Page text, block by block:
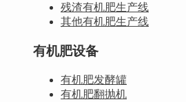
残渣有机肥生产线
其他有机肥生产线
有机肥设备
有机肥发酵罐
有机肥翻抛机